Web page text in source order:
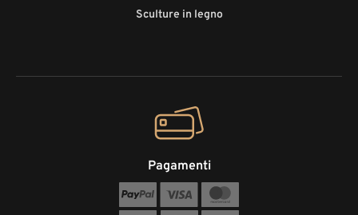
Sculture in legno
Pagamenti